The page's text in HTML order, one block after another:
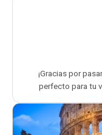
¡Gracias por
perfecto para tu